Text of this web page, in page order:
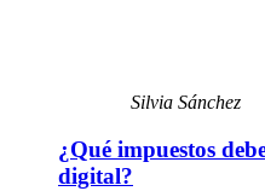
Silvia Sánchez
¿Qué impuestos
digital?